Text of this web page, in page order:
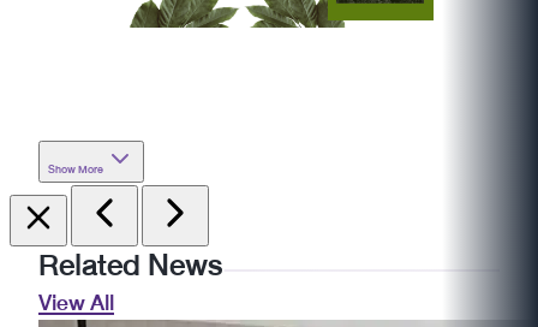
Show More
Related News
View All